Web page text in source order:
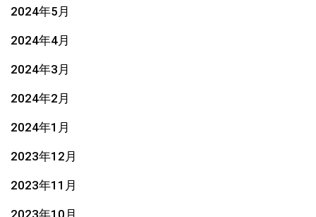
2024年5月
2024年4月
2024年3月
2024年2月
2024年1月
2023年12月
2023年11月
2023年10月